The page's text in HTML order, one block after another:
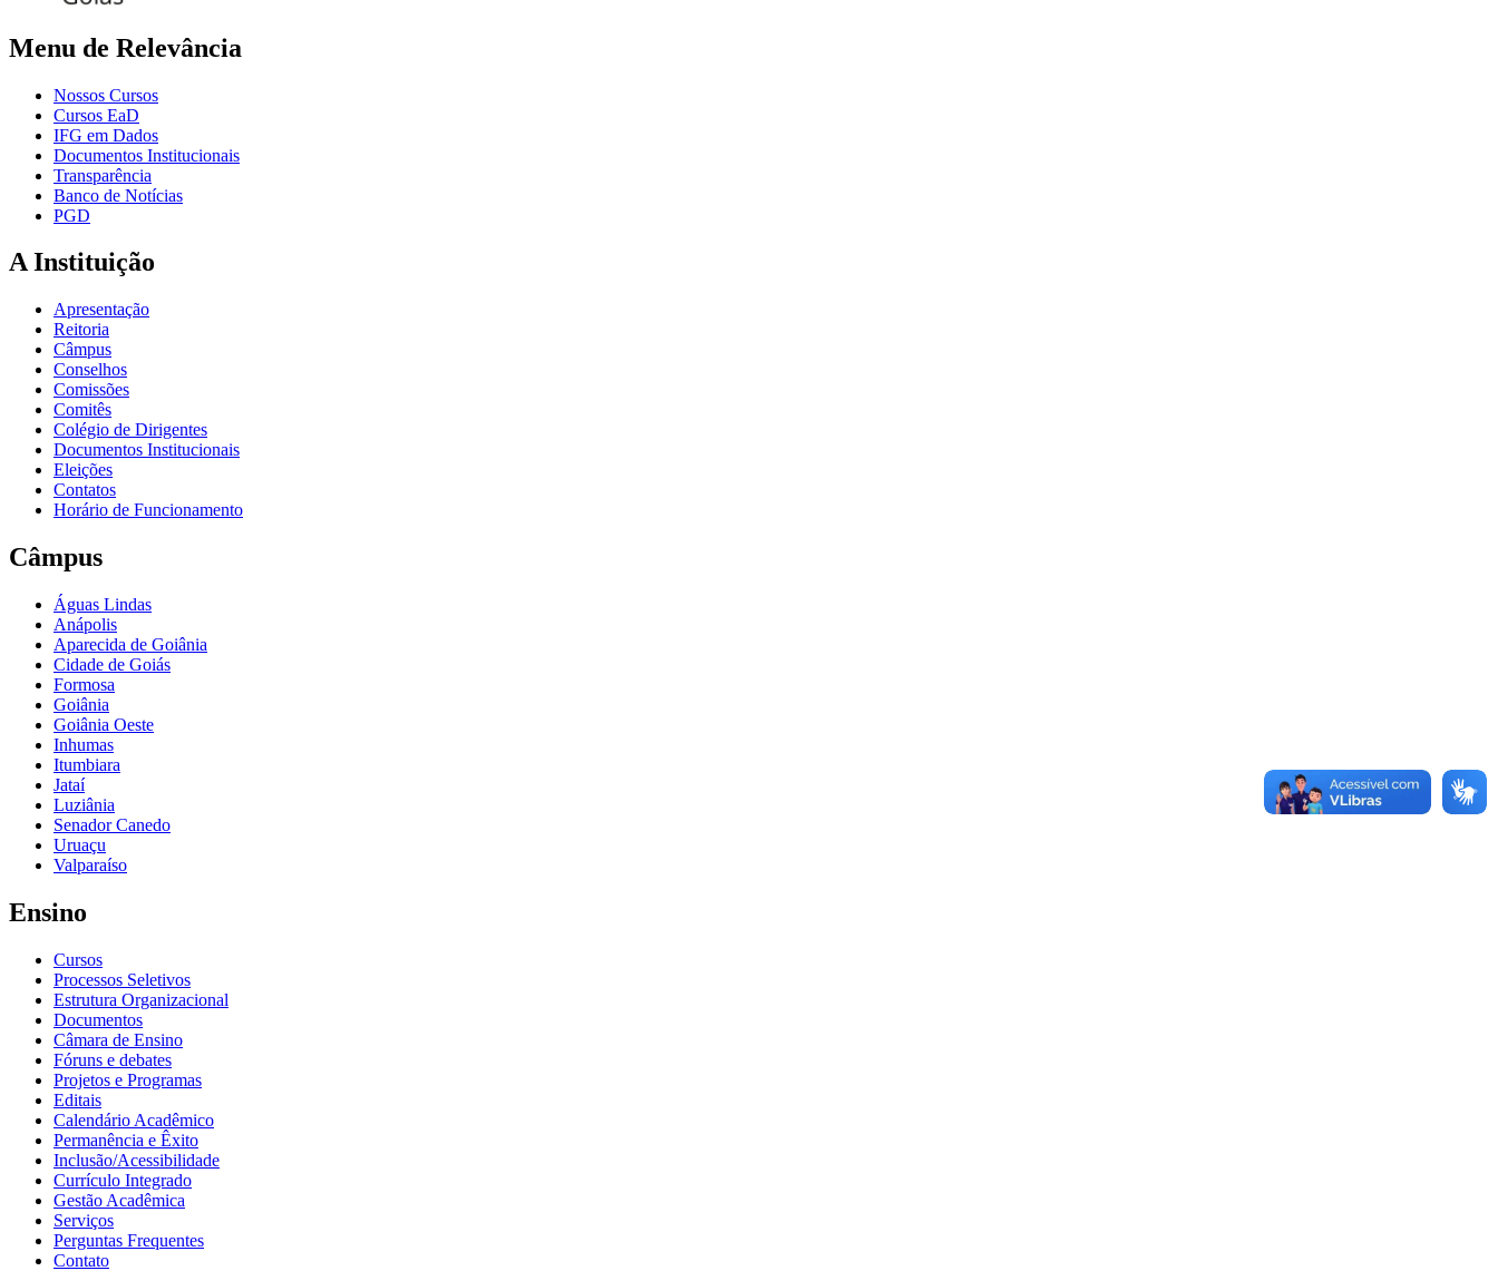
Menu de Relevância
Nossos Cursos
Cursos EaD
IFG em Dados
Documentos Institucionais
Transparência
Banco de Notícias
PGD
A Instituição
Apresentação
Reitoria
Câmpus
Conselhos
Comissões
Comitês
Colégio de Dirigentes
Documentos Institucionais
Eleições
Contatos
Horário de Funcionamento
Câmpus
Águas Lindas
Anápolis
Aparecida de Goiânia
Cidade de Goiás
Formosa
Goiânia
Goiânia Oeste
Inhumas
Itumbiara
Jataí
Luziânia
Senador Canedo
Uruaçu
Valparaíso
Ensino
Cursos
Processos Seletivos
Estrutura Organizacional
Documentos
Câmara de Ensino
Fóruns e debates
Projetos e Programas
Editais
Calendário Acadêmico
Permanência e Êxito
Inclusão/Acessibilidade
Currículo Integrado
Gestão Acadêmica
Serviços
Perguntas Frequentes
Contato